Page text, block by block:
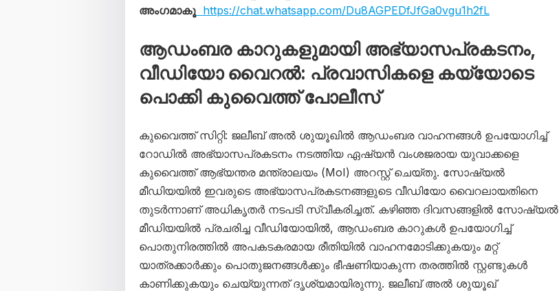
അംഗമാകൂ https://chat.whatsapp.com/Du8AGPEDfJfGa0vgu1h2fL
ആഡംബര കാറുകളുമായി അഭ്യാസപ്രകടനം,
വീഡിയോ വൈറൽ: പ്രവാസികളെ കയ്യോടെ
പൊക്കി കുവൈത്ത് പോലീസ്
കുവൈത്ത് സിറ്റി: ജലീബ് അൽ ശുയൂഖിൽ ആഡംബര വാഹനങ്ങൾ ഉപയോഗിച്ച്
റോഡിൽ അഭ്യാസപ്രകടനം നടത്തിയ ഏഷ്യൻ വംശജരായ യുവാക്കളെ
കുവൈത്ത് ആഭ്യന്തര മന്ത്രാലയം (MoI) അറസ്റ്റ് ചെയ്തു. സോഷ്യൽ
മീഡിയയിൽ ഇവരുടെ അഭ്യാസപ്രകടനങ്ങളുടെ വീഡിയോ വൈറലായതിനെ
തുടർന്നാണ് അധികൃതർ നടപടി സ്വീകരിച്ചത്. കഴിഞ്ഞ ദിവസങ്ങളിൽ സോഷ്യൽ
മീഡിയയിൽ പ്രചരിച്ച വീഡിയോയിൽ, ആഡംബര കാറുകൾ ഉപയോഗിച്ച്
പൊതുനിരത്തിൽ അപകടകരമായ രീതിയിൽ വാഹനമോടിക്കുകയും മറ്റ്
യാത്രക്കാർക്കും പൊതുജനങ്ങൾക്കും ഭീഷണിയാകുന്ന തരത്തിൽ സ്റ്റണ്ടുകൾ
കാണിക്കുകയും ചെയ്യുന്നത് ദൃശ്യമായിരുന്നു. ജലീബ് അൽ ശുയൂഖ്